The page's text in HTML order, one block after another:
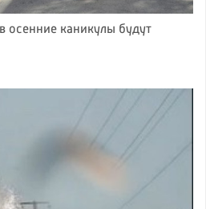
осенние каникулы будут